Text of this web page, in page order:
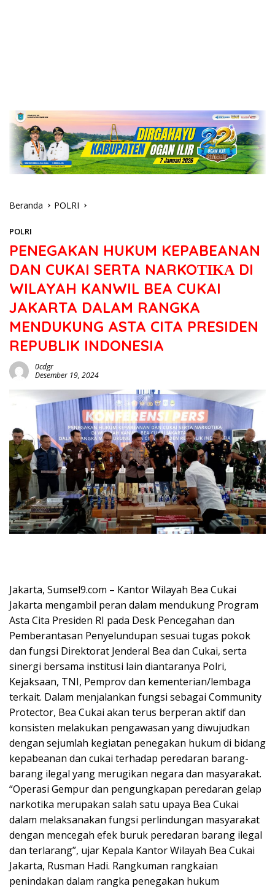
Beranda POLRI
POLRI
PENEGAKAN HUKUM KEPABEANAN
DAN CUKAI SERTA NARKOΤΙΚΑ DI
WILAYAH KANWIL BEA CUKAI
JAKARTA DALAM RANGKA
MENDUKUNG ASTA CITA PRESIDEN
REPUBLIK INDONESIA
0cdgr
Desember 19, 2024
Jakarta, Sumsel9.com – Kantor Wilayah Bea Cukai
Jakarta mengambil peran dalam mendukung Program
Asta Cita Presiden RI pada Desk Pencegahan dan
Pemberantasan Penyelundupan sesuai tugas pokok
dan fungsi Direktorat Jenderal Bea dan Cukai, serta
sinergi bersama institusi lain diantaranya Polri,
Kejaksaan, TNI, Pemprov dan kementerian/lembaga
terkait. Dalam menjalankan fungsi sebagai Community
Protector, Bea Cukai akan terus berperan aktif dan
konsisten melakukan pengawasan yang diwujudkan
dengan sejumlah kegiatan penegakan hukum di bidang
kepabeanan dan cukai terhadap peredaran barang-
barang ilegal yang merugikan negara dan masyarakat.
“Operasi Gempur dan pengungkapan peredaran gelap
narkotika merupakan salah satu upaya Bea Cukai
dalam melaksanakan fungsi perlindungan masyarakat
dengan mencegah efek buruk peredaran barang ilegal
dan terlarang”, ujar Kepala Kantor Wilayah Bea Cukai
Jakarta, Rusman Hadi. Rangkuman rangkaian
penindakan dalam rangka penegakan hukum